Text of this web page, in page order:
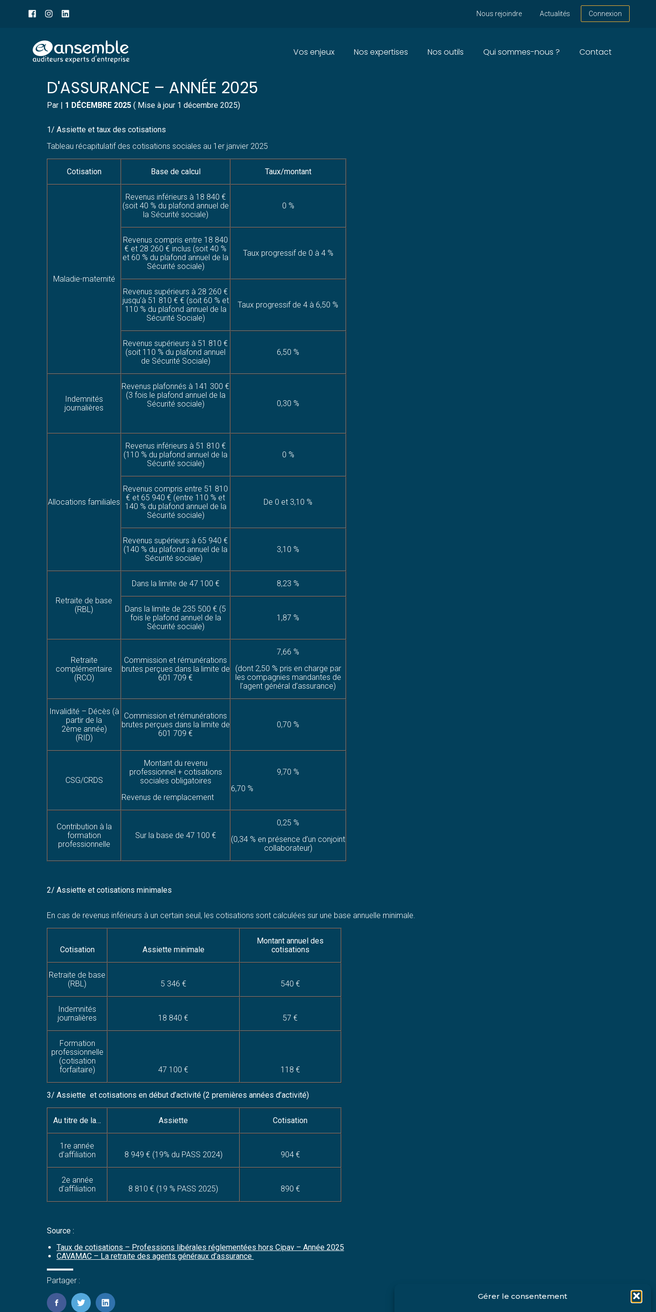
Gérer le consentement
header
Nous rejoindre Actualités Connexion
Aller
au
Principal
Vos enjeux Nos expertises Nos outils Qui sommes-nous ? Contact
TABLEAU DES COTISATIONS SOCIALES DUES PAR LES AGENTS-GÉNÉRAUX
D'ASSURANCE – ANNÉE 2025
Par | 1 DÉCEMBRE 2025( Mise à jour 1 décembre 2025)
1/ Assiette et taux des cotisations
Tableau récapitulatif des cotisations sociales au 1er janvier 2025
Cotisation Base de calcul Taux/montant
Maladie-maternité
Revenus inférieurs à 18 840 €
(soit 40 % du plafond annuel de
la Sécurité sociale)
0 %
Revenus compris entre 18 840
€ et 28 260 € inclus (soit 40 %
et 60 % du plafond annuel de la
Sécurité sociale)
Taux progressif de 0 à 4 %
Revenus supérieurs à 28 260 €
jusqu’à 51 810 € € (soit 60 % et
110 % du plafond annuel de la
Sécurité Sociale)
Taux progressif de 4 à 6,50 %
Revenus supérieurs à 51 810 €
(soit 110 % du plafond annuel
de Sécurité Sociale)
6,50 %
Indemnités
journalières
Revenus plafonnés à 141 300 €
(3 fois le plafond annuel de la
Sécurité sociale)
0,30 %
Allocations familiales
Revenus inférieurs à 51 810 €
(110 % du plafond annuel de la
Sécurité sociale)
0 %
Revenus compris entre 51 810
€ et 65 940 € (entre 110 % et
140 % du plafond annuel de la
Sécurité sociale)
De 0 et 3,10 %
Revenus supérieurs à 65 940 €
(140 % du plafond annuel de la
Sécurité sociale)
3,10 %
Retraite de base
(RBL)
Dans la limite de 47 100 € 8,23 %
Dans la limite de 235 500 € (5
fois le plafond annuel de la
Sécurité sociale)
1,87 %
Retraite
complémentaire
(RCO)
Commission et rémunérations
brutes perçues dans la limite de
601 709 €
7,66 %
(dont 2,50 % pris en charge par
les compagnies mandantes de
l’agent général d’assurance)
Invalidité – Décès (à
partir de la
2ème année)
(RID)
Commission et rémunérations
brutes perçues dans la limite de
601 709 €
0,70 %
CSG/CRDS
Montant du revenu
professionnel + cotisations
sociales obligatoires
Revenus de remplacement
9,70 %
6,70 %
Contribution à la
formation
professionnelle
Sur la base de 47 100 €
0,25 %
(0,34 % en présence d’un conjoint
collaborateur)
2/ Assiette et cotisations minimales
En cas de revenus inférieurs à un certain seuil, les cotisations sont calculées sur une base annuelle minimale.
Cotisation Assiette minimale
Montant annuel des
cotisations
Retraite de base
(RBL)
5 346 € 540 €
Indemnités
journalières
18 840 € 57 €
Formation
professionnelle
(cotisation
forfaitaire)
47 100 € 118 €
3/ Assiette et cotisations en début d’activité (2 premières années d’activité)
Au titre de la… Assiette Cotisation
1re année
d’affiliation
8 949 € (19% du PASS 2024) 904 €
2e année
d’affiliation
8 810 € (19 % PASS 2025) 890 €
Source :
Taux de cotisations – Professions libérales réglementées hors Cipav – Année 2025
CAVAMAC – La retraite des agents généraux d’assurance
Partager :